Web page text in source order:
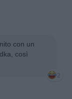
con un
così
2